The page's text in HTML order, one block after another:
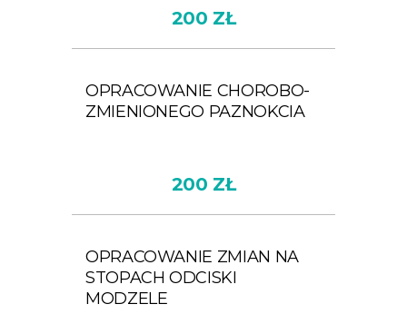
200 ZŁ
OPRACOWANIE CHOROBO-
ZMIENIONEGO PAZNOKCIA
200 ZŁ
OPRACOWANIE ZMIAN NA
STOPACH ODCISKI
MODZELE